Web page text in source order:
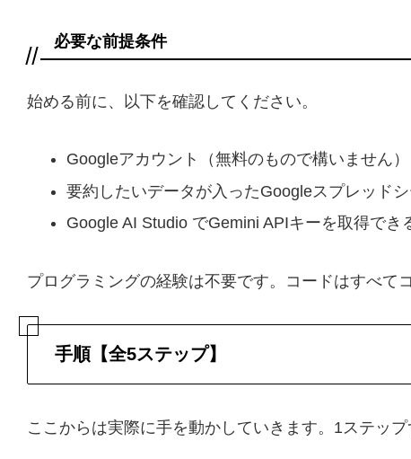
必要な前提条件
始める前に、以下を確認してください。
Googleアカウント（無料のもので構いません）
要約したいデータが入ったGoogleスプレッドシ
Google AI Studio でGemini APIキーを取得でき
プログラミングの経験は不要です。コードはすべて
手順【全5ステップ】
ここからは実際に手を動かしていきます。1ステッ